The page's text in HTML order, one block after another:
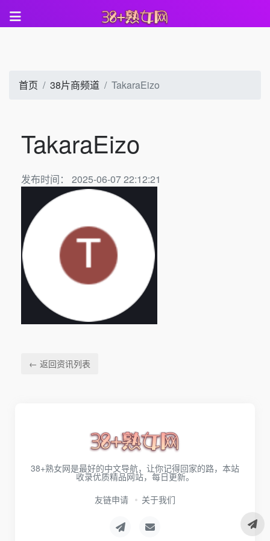
首页 38片商频道 TakaraEizo
TakaraEizo
发布时间： 2025-06-07 22:12:21
← 返回资讯列表
38+熟女网是最好的中文导航，让你记得回家的路，本站
收录优质精品网站，每日更新。
友链申请
关于我们